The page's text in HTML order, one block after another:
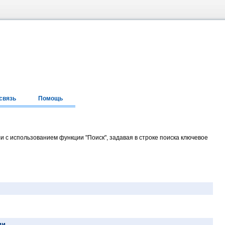
Помощь
использованием функции "Поиск", задавая в строке поиска ключевое